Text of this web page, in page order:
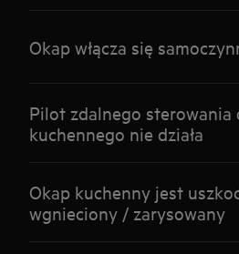
Okap włącza się
Pilot zdalnego sterowania
kuchennego nie działa
Okap kuchenny jest
wgnieciony / zarysowany